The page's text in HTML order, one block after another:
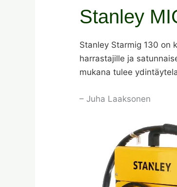
Stanley
Stanley Starmig 130 on
harrastajille ja
mukana tulee
– Juha Laaksonen